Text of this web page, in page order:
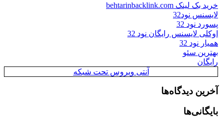
خرید بک لینک behtarinbacklink.com
لایسنس نود32
پسورد نود 32
اوکلی لایسنس رایگان نود 32
همیار نود 32
بهترین سئو
رایگان
آنتی ویروس تحت شبکه
آخرین دیدگاه‌ها
بایگانی‌ها